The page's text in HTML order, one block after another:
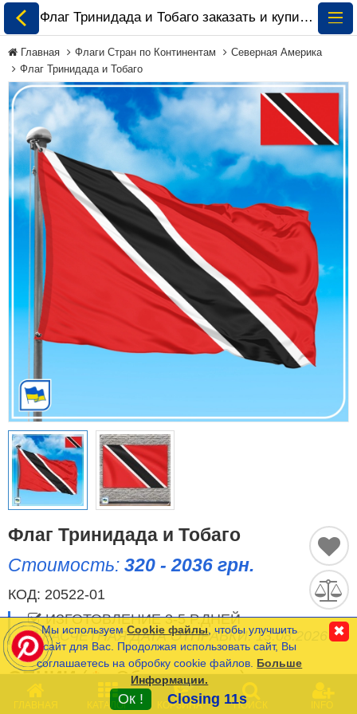
Все Флаги
Флаги Украины
Флаги Мира по
Флаги на Заказ
Флаги Международных
Организаций
Спортивные Флаги
Этнические Флаги
Флаги США (штатов)
Другие флаги
Язык
Частые Вопросы (FAQ)
Оплата и Доставка
ГЛАВНАЯ КАТАЛОГ
0
КОРЗИНА ПОИСК INFO
Флаг Тринидада и Тобаго заказать и купить 🏁 ePrapor.com.ua
Главная Флаги Стран по Континентам
Северная Америка
Флаг Тринидада и Тобаго
Флаг Тринидада и Тобаго
Стоимость: 320 - 2036 грн.
КОД: 20522-01
ИЗГОТОВЛЕНИЕ 3-5 Р.ДНЕЙ
РАСЧЕТНАЯ ДАТА ОТПРАВКИ: 13.08.2026
ОПЦИИ(*- Обязательные)
РАЗМЕР
Мы используемCookie файлы , чтобы улучшить
сайт для Вас. Продолжая использовать сайт, Вы
соглашаетесь на обробку cookie файлов. Больше
Информации.
Ок ! Closing 11s
✖